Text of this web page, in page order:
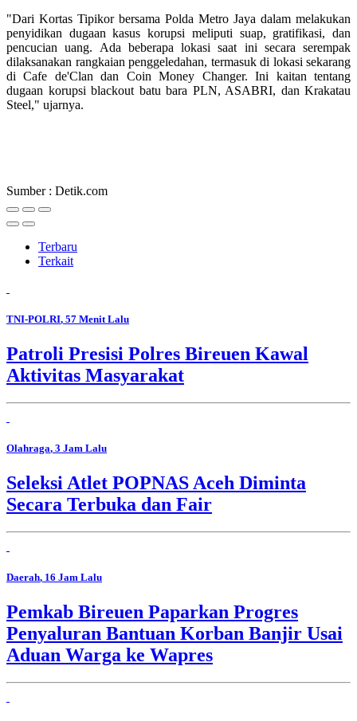
"Dari Kortas Tipikor bersama Polda Metro Jaya dalam melakukan
penyidikan dugaan kasus korupsi meliputi suap, gratifikasi, dan
pencucian uang. Ada beberapa lokasi saat ini secara serempak
dilaksanakan rangkaian penggeledahan, termasuk di lokasi sekarang
di Cafe de'Clan dan Coin Money Changer. Ini kaitan tentang
dugaan korupsi blackout batu bara PLN, ASABRI, dan Krakatau
Steel," ujarnya.
Sumber : Detik.com
Terbaru
Terkait
TNI-POLRI, 57 Menit Lalu
Patroli Presisi Polres Bireuen Kawal
Aktivitas Masyarakat
Olahraga, 3 Jam Lalu
Seleksi Atlet POPNAS Aceh Diminta
Secara Terbuka dan Fair
Daerah, 16 Jam Lalu
Pemkab Bireuen Paparkan Progres
Penyaluran Bantuan Korban Banjir Usai
Aduan Warga ke Wapres